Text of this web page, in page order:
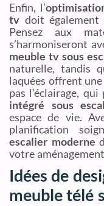
Enfin, l’
tv doit également
Pensez aux
s’harmoniseront
meuble tv sous
naturelle, tandis
laquées offrent
pas l’éclairage,
intégré sous
espace de vie.
planification
escalier moderne
votre
Idées de
meuble télé